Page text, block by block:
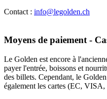
Contact : info@legolden.ch
Moyens de paiement -
Le Golden est encore à
payer l'entrée, boissons et
des billets. Cependant, le
également les cartes (EC,